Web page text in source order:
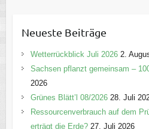
g
o
r
e
n
Neueste Beiträge
Wetterrückblick Juli 2026 2.
Sachsen pflanzt gemeinsam –
2026
Grünes Blätt’l 08/2026 28. Juli
Ressourcenverbrauch auf dem
erträgt die Erde? 27. Juli 2026